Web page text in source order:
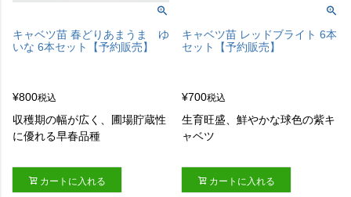
キャベツ苗 春どりあまうま ゆ
いな 6本セット【予約販売】
¥800税込
収穫期の幅が広く、圃場貯蔵性
に優れる早春品種
カートに入れる
キャベツ苗 レッドブライト 6本
セット【予約販売】
¥700税込
生育旺盛、鮮やかな球色の紫キ
ャベツ
カートに入れる